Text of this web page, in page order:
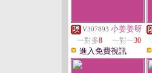
V307893 小姜姜呀
一對多8 一對一30
進入免費視訊